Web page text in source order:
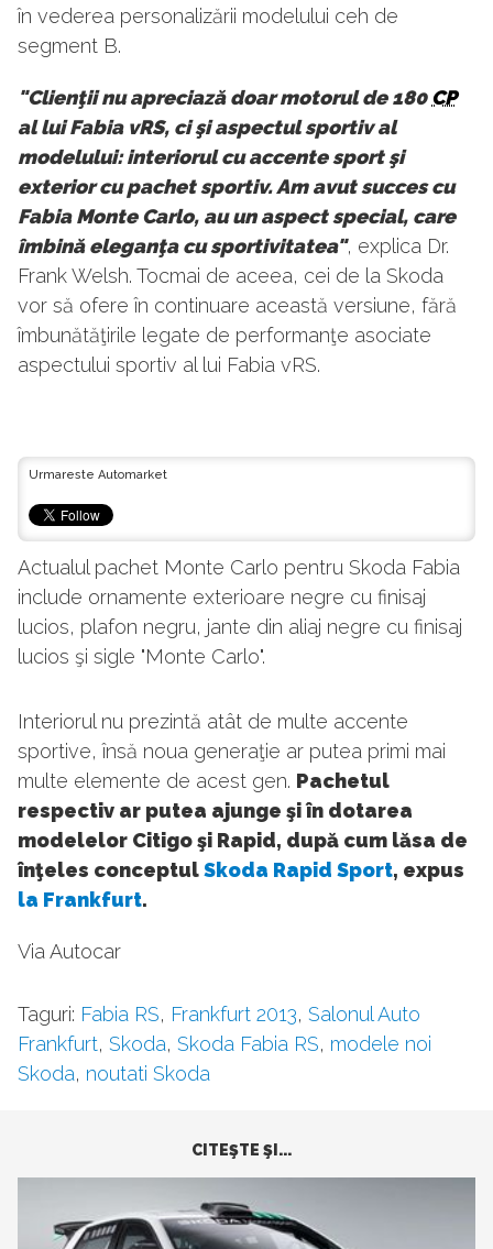
în vederea personalizării modelului ceh de
segment B.
"Clienţii nu apreciază doar motorul de 180CP
al lui Fabia vRS, ci şi aspectul sportiv al
modelului: interiorul cu accente sport şi
exterior cu pachet sportiv. Am avut succes cu
Fabia Monte Carlo, au un aspect special, care
îmbină eleganţa cu sportivitatea", explica Dr.
Frank Welsh. Tocmai de aceea, cei de la Skoda
vor să ofere în continuare această versiune, fără
îmbunătăţirile legate de performanţe asociate
aspectului sportiv al lui Fabia vRS.
Urmareste Automarket
Actualul pachet Monte Carlo pentru Skoda Fabia
include ornamente exterioare negre cu finisaj
lucios, plafon negru, jante din aliaj negre cu finisaj
lucios şi sigle "Monte Carlo".
Interiorul nu prezintă atât de multe accente
sportive, însă noua generaţie ar putea primi mai
multe elemente de acest gen. Pachetul
respectiv ar putea ajunge şi în dotarea
modelelor Citigo şi Rapid, după cum lăsa de
înţeles conceptulSkoda Rapid Sport, expus
la Frankfurt.
Via Autocar
Taguri: Fabia RS, Frankfurt 2013, Salonul Auto
Frankfurt, Skoda, Skoda Fabia RS, modele noi
Skoda, noutati Skoda
CITEŞTE ŞI...